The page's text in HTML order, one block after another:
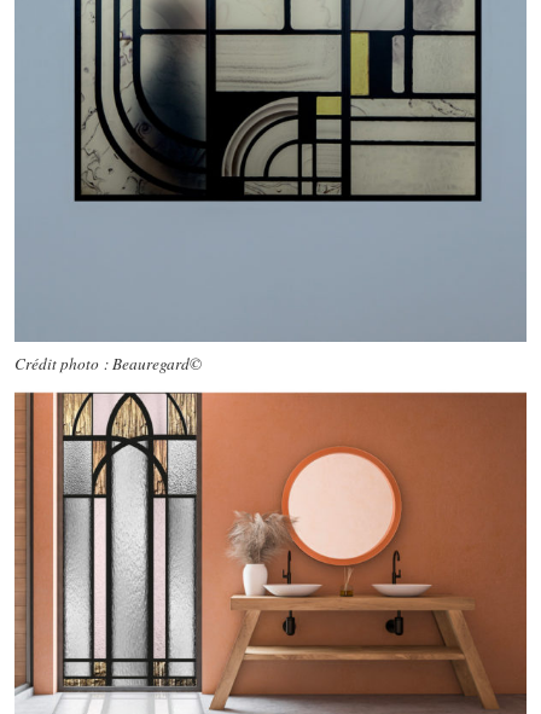
Crédit photo : Beauregard©